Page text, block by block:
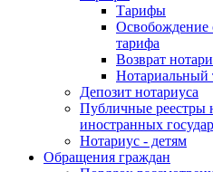
Тарифы
Освобождение
тарифа
Возврат
Депозит нотариуса
Публичные реестры
иностранных
Нотариус - детям
Обращения граждан